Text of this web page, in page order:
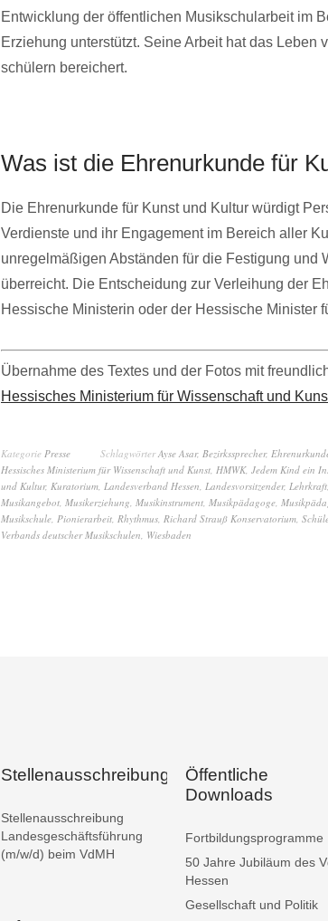
Entwicklung der öffentlichen Musikschularbeit im
Erziehung unterstützt. Seine Arbeit hat das
schülern bereichert.
Was ist die Ehrenurkunde für
Die Ehrenurkunde für Kunst und Kultur würdigt
Verdienste und ihr Engagement im Bereich aller
unregelmäßigen Abständen für die Festigung und
überreicht. Die Entscheidung zur Verleihung der
Hessische Ministerin oder der Hessische Minister
Übernahme des Textes und der Fotos mit
Hessisches Ministerium für Wissenschaft und
Kategorie Presse SchlagwörterAyse Asar, Bezirkssprecher,
Hessisches Ministerium für Wissenschaft und Kunst HMWK, Jedem Kind ein
und Kultur, Kuratorium Landesverband Hessen Landesvorsitzender, Lehrkraft
Musikangebot Musikerziehung Musikinstrument Musikpädagoge
Musikschule Pionierarbeit Rhythmus Richard Strauß Konservatorium
Verbands deutscher Musikschulen Wiesbaden
Stellenausschreibungen
Stellenausschreibung
Landesgeschäftsführung
(m/w/d) beim VdMH
Öffentliche
Downloads
Fortbildungsprogramme
50 Jahre Jubiläum des
Hessen
Gesellschaft und Politik